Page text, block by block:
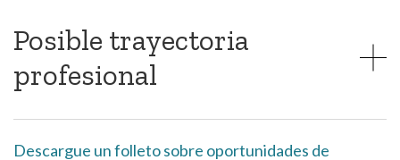
Posible trayectoria
profesional
Descargue un folleto sobre oportunidades de